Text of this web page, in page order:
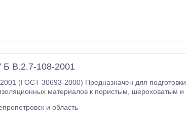
В.2.7-108-2001
(ГОСТ 30693-2000) Предназначен для подготовки
к пористым, шероховатым и пыльным
и область